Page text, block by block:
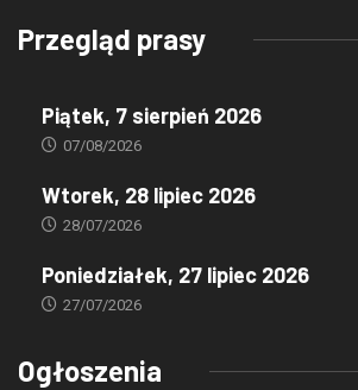
Przegląd prasy
Piątek, 7 sierpień 2026
07/08/2026
Wtorek, 28 lipiec 2026
28/07/2026
Poniedziałek, 27 lipiec 2026
27/07/2026
Ogłoszenia